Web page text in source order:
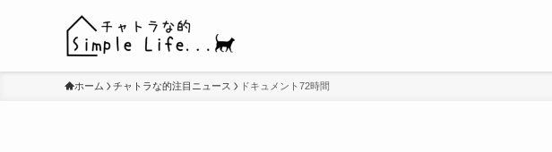
ホーム チャトラな的注目ニュース ドキュメント72時間